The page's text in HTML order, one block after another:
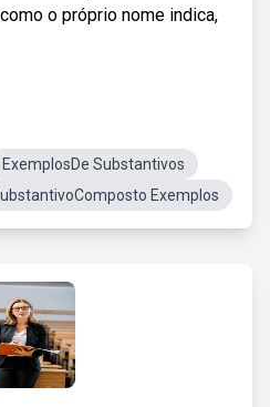
o próprio nome indica,
ExemplosDe Substantivos
Exemplos